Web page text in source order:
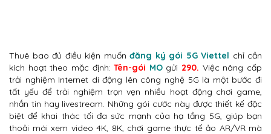
Thuê bao đủ điều kiện muốn đăng ký gói 5G Viettel chỉ cần
kích hoạt theo mặc định:Tên-gói MOgửi 290. Việc nâng cấp
trải nghiệm Internet di động lên công nghệ 5G là một bước đi
tất yếu để trải nghiệm trọn vẹn nhiều hoạt động chơi game,
nhắn tin hay livestream. Những gói cước này được thiết kế đặc
biệt để khai thác tối đa sức mạnh của hạ tầng 5G, giúp bạn
thoải mái xem video 4K, 8K, chơi game thực tế ảo AR/VR mà